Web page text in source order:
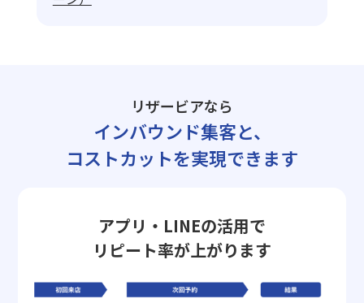
リザービアなら
インバウンド集客と、
コストカットを実現できます
アプリ・LINEの活用で
リピート率が上がります